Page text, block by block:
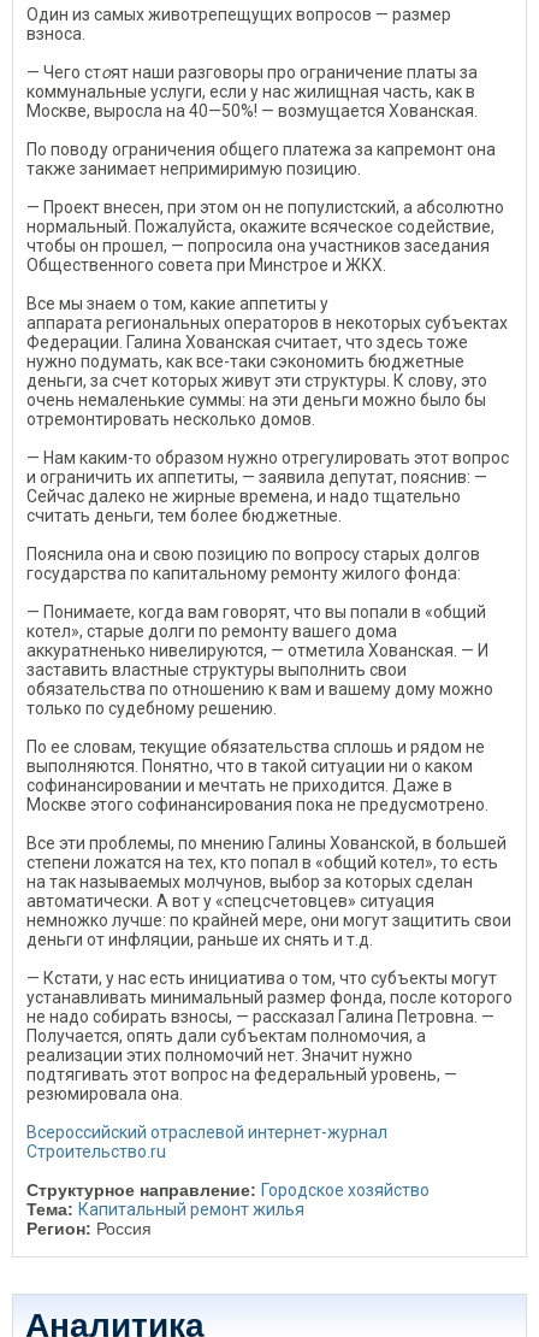
Один из самых животрепещущих вопросов — размер
взноса.
— Чего стоят наши разговоры про ограничение платы за
коммунальные услуги, если у нас жилищная часть, как в
Москве, выросла на 40—50%! — возмущается Хованская.
По поводу ограничения общего платежа за капремонт она
также занимает непримиримую позицию.
— Проект внесен, при этом он не популистский, а абсолютно
нормальный. Пожалуйста, окажите всяческое содействие,
чтобы он прошел, — попросила она участников заседания
Общественного совета при Минстрое и ЖКХ.
Все мы знаем о том, какие аппетиты у
аппарата региональных операторов в некоторых субъектах
Федерации. Галина Хованская считает, что здесь тоже
нужно подумать, как все-таки сэкономить бюджетные
деньги, за счет которых живут эти структуры. К слову, это
очень немаленькие суммы: на эти деньги можно было бы
отремонтировать несколько домов.
— Нам каким-то образом нужно отрегулировать этот вопрос
и ограничить их аппетиты, — заявила депутат, пояснив: —
Сейчас далеко не жирные времена, и надо тщательно
считать деньги, тем более бюджетные.
Пояснила она и свою позицию по вопросу старых долгов
государства по капитальному ремонту жилого фонда:
— Понимаете, когда вам говорят, что вы попали в «общий
котел», старые долги по ремонту вашего дома
аккуратненько нивелируются, — отметила Хованская. — И
заставить властные структуры выполнить свои
обязательства по отношению к вам и вашему дому можно
только по судебному решению.
По ее словам, текущие обязательства сплошь и рядом не
выполняются. Понятно, что в такой ситуации ни о каком
софинансировании и мечтать не приходится. Даже в
Москве этого софинансирования пока не предусмотрено.
Все эти проблемы, по мнению Галины Хованской, в большей
степени ложатся на тех, кто попал в «общий котел», то есть
на так называемых молчунов, выбор за которых сделан
автоматически. А вот у «спецсчетовцев» ситуация
немножко лучше: по крайней мере, они могут защитить свои
деньги от инфляции, раньше их снять и т.д.
— Кстати, у нас есть инициатива о том, что субъекты могут
устанавливать минимальный размер фонда, после которого
не надо собирать взносы, — рассказал Галина Петровна. —
Получается, опять дали субъектам полномочия, а
реализации этих полномочий нет. Значит нужно
подтягивать этот вопрос на федеральный уровень, —
резюмировала она.
Всероссийский отраслевой интернет-журнал
Строительство.ru
Структурное направление: Городское хозяйство
Тема: Капитальный ремонт жилья
Регион: Россия
Аналитика